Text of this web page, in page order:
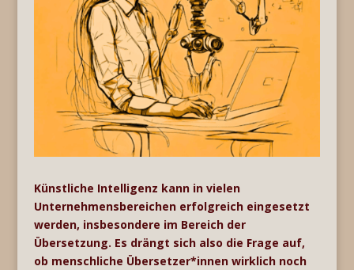
Künstliche Intelligenz kann in vielen
Unternehmensbereichen erfolgreich eingesetzt
werden, insbesondere im Bereich der
Übersetzung. Es drängt sich also die Frage auf,
ob menschliche Übersetzer*innen wirklich noch